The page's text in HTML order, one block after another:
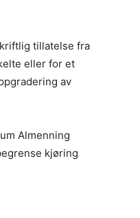
tillatelse fra
eller for et
av
Almenning
kjøring